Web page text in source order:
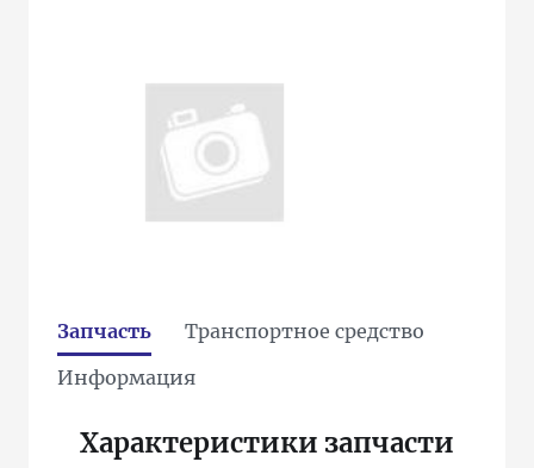
Запчасть
Транспортное средство
Информация
Характеристики запчасти